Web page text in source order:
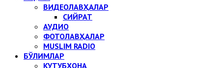
ВИДЕОЛАВҲАЛАР
СИЙРАТ
АУДИО
ФОТОЛАВҲАЛАР
MUSLIM RADIO
БЎЛИМЛАР
КУТУБХОНА